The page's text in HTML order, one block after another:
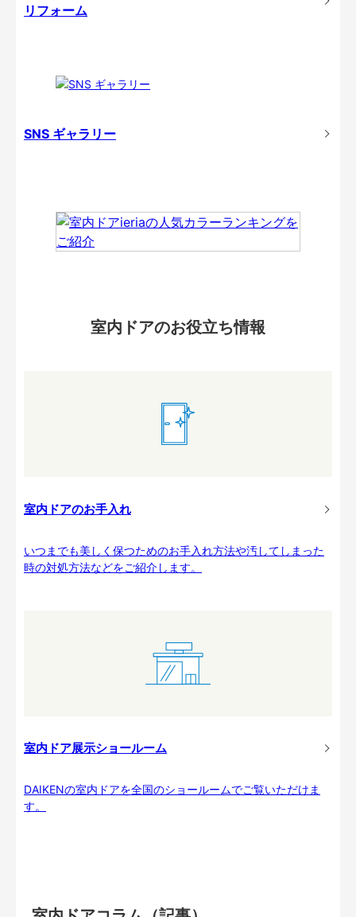
リフォーム
SNS ギャラリー
室内ドアのお役立ち情報
室内ドアのお手入れ
いつまでも美しく保つためのお手入れ方法や汚してしまった
時の対処方法などをご紹介します。
室内ドア展示ショールーム
DAIKENの室内ドアを全国のショールームでご覧いただけま
す。